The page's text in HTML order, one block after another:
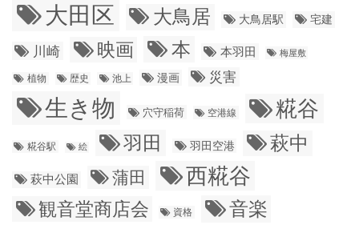
大田区 大鳥居 大鳥居駅 宅建
川崎 映画 本 本羽田 梅屋敷
植物 歴史 池上 漫画 災害
生き物 穴守稲荷 空港線 糀谷
糀谷駅 絵 羽田 羽田空港 萩中
萩中公園 蒲田 西糀谷
観音堂商店会 資格 音楽